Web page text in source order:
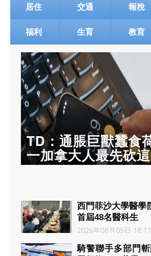
居住 交通 報稅
福利 生育 教育
TD：通脹巨獸蠶食
一加拿大人最先砍
西門菲沙大學醫學
首屆48名醫科生
2026年08月05日 18:17
騎警聯手多部門